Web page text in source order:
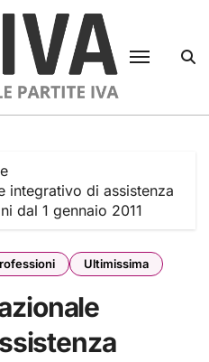
integrativo di assistenza
dal 1 gennaio 2011
Ultimissima